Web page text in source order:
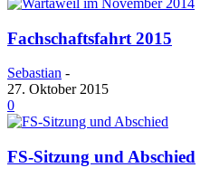
Fachschaftsfahrt 2015
Sebastian -
27. Oktober 2015
0
FS-Sitzung und Abschied